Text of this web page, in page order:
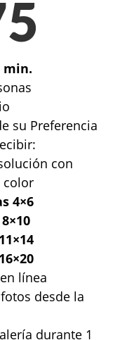
min.
su Preferencia
con
color
4×6
línea
desde la
durante 1